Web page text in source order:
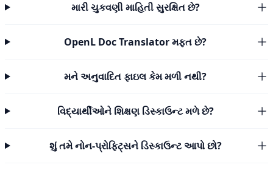
મારી ચુકવણી માહિતી સુરક્ષિત છે?
OpenL Doc Translator મફત છે?
મને અનુવાદિત ફાઇલ કેમ મળી નથી?
વિદ્યાર્થીઓને શિક્ષણ ડિસ્કાઉન્ટ મળે છે?
શું તમે નોન-પ્રોફિટ્સને ડિસ્કાઉન્ટ આપો છો?